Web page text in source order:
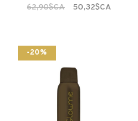
62,90$CA 50,32$CA
-20%